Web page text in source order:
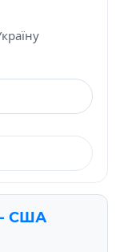
- США